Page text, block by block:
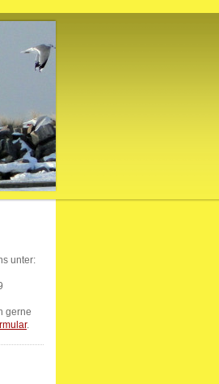
unter:
gerne
.